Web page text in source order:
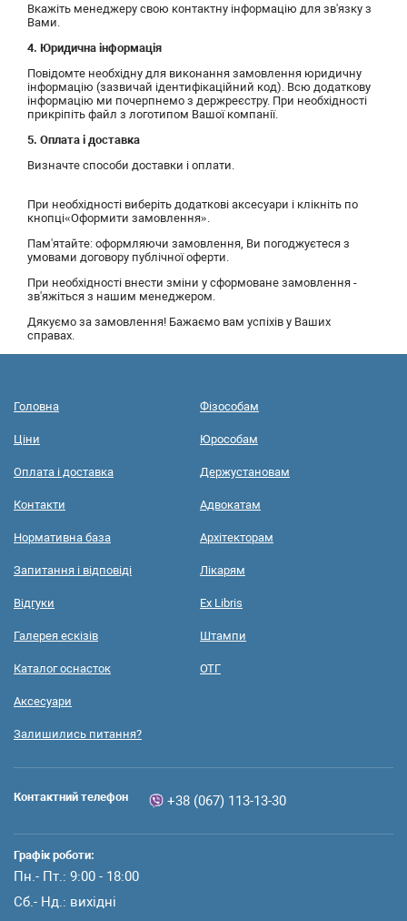
Вкажіть менеджеру свою контактну інформацію для зв'язку з
Вами.
4. Юридична інформація
Повідомте необхідну для виконання замовлення юридичну
інформацію (зазвичай ідентифікаційний код). Всю додаткову
інформацію ми почерпнемо з держреєстру. При необхідності
прикріпіть файл з логотипом Вашої компанії.
5. Оплата і доставка
Визначте способи доставки і оплати.
При необхідності виберіть додаткові аксесуари і клікніть по
кнопці«Оформити замовлення».
Пам'ятайте: оформляючи замовлення, Ви погоджуєтеся з
умовами договору публічної оферти.
При необхідності внести зміни у сформоване замовлення -
зв'яжіться з нашим менеджером.
Дякуємо за замовлення! Бажаємо вам успіхів у Ваших
справах.
Головна
Ціни
Оплата і доставка
Контакти
Нормативна база
Запитання і відповіді
Відгуки
Галерея ескізів
Каталог оснасток
Аксесуари
Залишились питання?
Фізособам
Юрособам
Держустановам
Адвокатам
Архітекторам
Лікарям
Ex Libris
Штампи
ОТГ
Контактний телефон +38 (067) 113-13-30
Графік роботи:
Пн.- Пт.: 9:00 - 18:00
Сб.- Нд.: вихідні